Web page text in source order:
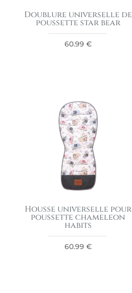
Doublure universelle de
poussette star bear
60.99 €
Housse universelle pour
poussette chameleon
habits
60.99 €